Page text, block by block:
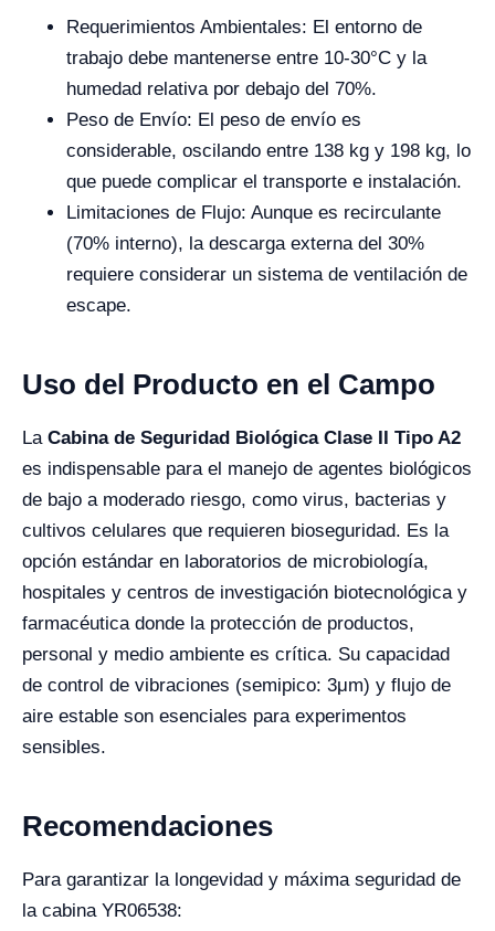
Requerimientos Ambientales: El entorno de
trabajo debe mantenerse entre 10-30°C y la
humedad relativa por debajo del 70%.
Peso de Envío: El peso de envío es
considerable, oscilando entre 138 kg y 198 kg, lo
que puede complicar el transporte e instalación.
Limitaciones de Flujo: Aunque es recirculante
(70% interno), la descarga externa del 30%
requiere considerar un sistema de ventilación de
escape.
Uso del Producto en el Campo
La Cabina de Seguridad Biológica Clase II Tipo A2
es indispensable para el manejo de agentes biológicos
de bajo a moderado riesgo, como virus, bacterias y
cultivos celulares que requieren bioseguridad. Es la
opción estándar en laboratorios de microbiología,
hospitales y centros de investigación biotecnológica y
farmacéutica donde la protección de productos,
personal y medio ambiente es crítica. Su capacidad
de control de vibraciones (semipico: 3μm) y flujo de
aire estable son esenciales para experimentos
sensibles.
Recomendaciones
Para garantizar la longevidad y máxima seguridad de
la cabina YR06538: